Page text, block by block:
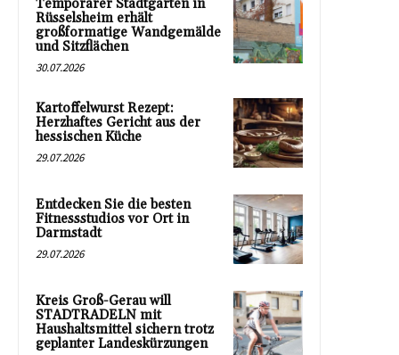
Temporärer Stadtgarten in
Rüsselsheim erhält
großformatige Wandgemälde
und Sitzflächen
30.07.2026
Kartoffelwurst Rezept:
Herzhaftes Gericht aus der
hessischen Küche
29.07.2026
Entdecken Sie die besten
Fitnessstudios vor Ort in
Darmstadt
29.07.2026
Kreis Groß-Gerau will
STADTRADELN mit
Haushaltsmittel sichern trotz
geplanter Landeskürzungen